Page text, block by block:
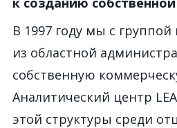
В 1997 году мы с группой
из областной
собственную
Аналитический центр
этой структуры среди